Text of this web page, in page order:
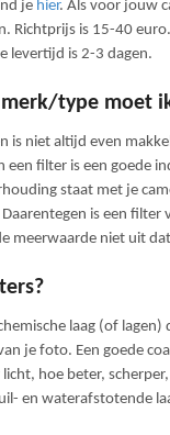
je hier. Als voor jouw
Richtprijs is 15-40
levertijd is 2-3 dagen.
type moet
is niet altijd even
filter is een goede
staat met je
is een
meerwaarde niet uit
laag (of
je foto. Een goede
hoe beter,
en waterafstotende